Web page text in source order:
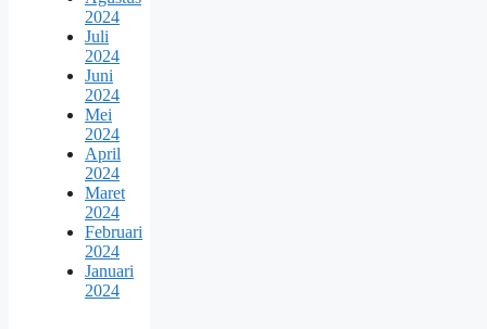
2024
Juli
2024
Juni
2024
Mei
2024
April
2024
Maret
2024
Februari
2024
Januari
2024